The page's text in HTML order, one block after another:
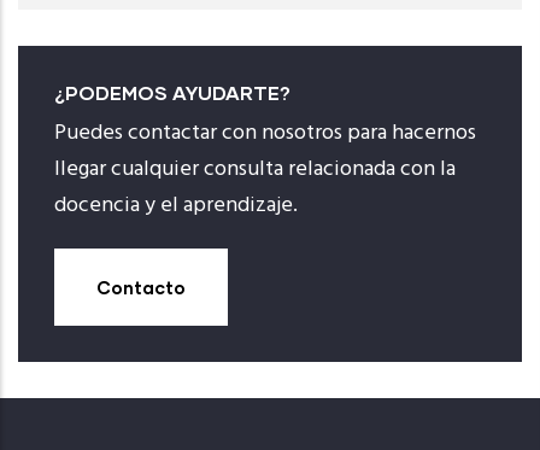
¿PODEMOS AYUDARTE?
Puedes contactar con nosotros para hacernos
llegar cualquier consulta relacionada con la
docencia y el aprendizaje.
Contacto